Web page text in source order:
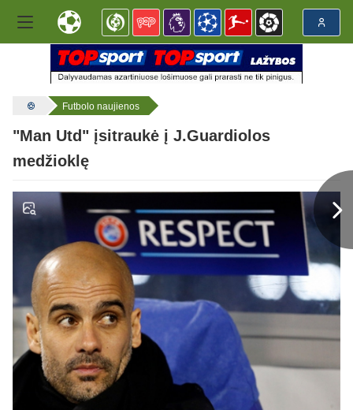
Futbolo naujienos
"Man Utd" įsitraukė į J.Guardiolos
medžioklę